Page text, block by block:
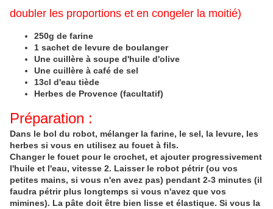
doubler les proportions et en congeler la moitié)
250g de farine
1 sachet de levure de boulanger
Une cuillère à soupe d'huile d'olive
Une cuillère à café de sel
13cl d'eau tiède
Herbes de Provence (facultatif)
Préparation :
Dans le bol du robot, mélanger la farine, le sel, la levure, les
herbes si vous en utilisez au fouet à fils.
Changer le fouet pour le crochet, et ajouter progressivement
l'huile et l'eau, vitesse 2. Laisser le robot pétrir (ou vos
petites mains, si vous n'en avez pas) pendant 2-3 minutes (il
faudra pétrir plus longtemps si vous n'avez que vos
mimines). La pâte doit être bien lisse et élastique. Si vous la